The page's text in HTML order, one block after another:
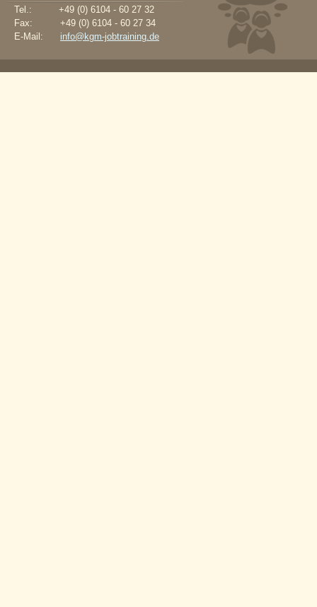
Tel.:
+49 (0) 6104 - 60 27 32
Fax:
+49 (0) 6104 - 60 27 34
E-Mail:
info@ kgm-jobtraining.de